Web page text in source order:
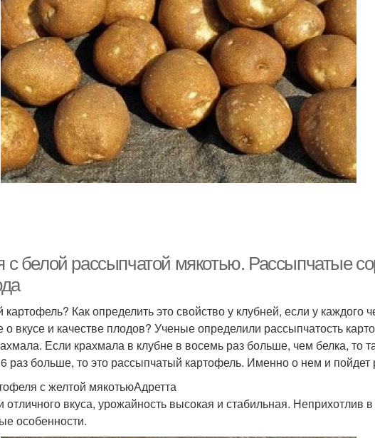
с белой рассыпчатой мякотью. Рассыпчатые
Как определить это свойство у клубней, если у каждого
вкусе и качестве плодов? Ученые определили рассыпчатость
Если крахмала в клубне в восемь раз больше, чем белка, то
раз больше, то это рассыпчатый картофель. Именно о нем и пойдет
с желтой мякотьюАдретта
отличного вкуса, урожайность высокая и стабильная. Неприхотлив
особенности.